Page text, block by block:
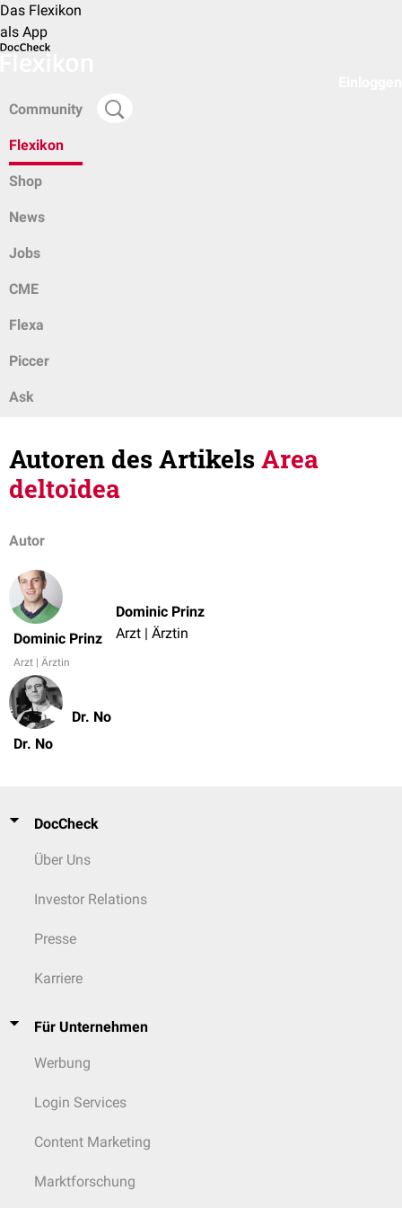
Das Flexikon
als App
Community
Flexikon
Shop
News
Jobs
CME
Flexa
Piccer
Ask
Autoren des ArtikelsArea
deltoidea
Autor
Dominic Prinz
Arzt | Ärztin
Dominic Prinz
Arzt | Ärztin
Dr. No
Dr. No
DocCheck
Über Uns
Investor Relations
Presse
Karriere
Für Unternehmen
Werbung
Login Services
Content Marketing
Marktforschung